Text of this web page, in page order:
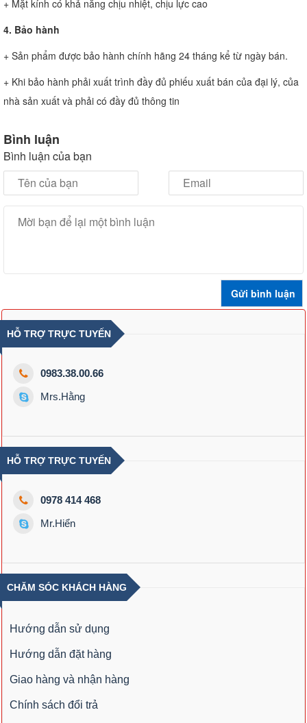
+ Mặt kính có khả năng chịu nhiệt, chịu lực cao
4. Bảo hành
+ Sản phẩm được bảo hành chính hãng 24 tháng kể từ ngày bán.
+ Khi bảo hành phải xuất trình đầy đủ phiếu xuất bán của đại lý, của
nhà sản xuất và phải có đầy đủ thông tin
Bình luận
Bình luận của bạn
HỖ TRỢ TRỰC TUYẾN
0983.38.00.66
Mrs.Hằng
HỖ TRỢ TRỰC TUYẾN
0978 414 468
Mr.Hiển
CHĂM SÓC KHÁCH HÀNG
Hướng dẫn sử dụng
Hướng dẫn đặt hàng
Giao hàng và nhận hàng
Chính sách đổi trả